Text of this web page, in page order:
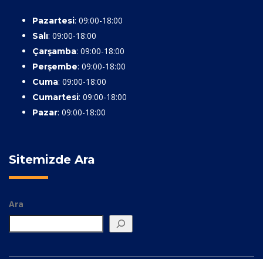
Pazartesi: 09:00-18:00
Salı: 09:00-18:00
Çarşamba: 09:00-18:00
Perşembe: 09:00-18:00
Cuma: 09:00-18:00
Cumartesi: 09:00-18:00
Pazar: 09:00-18:00
Sitemizde Ara
Ara